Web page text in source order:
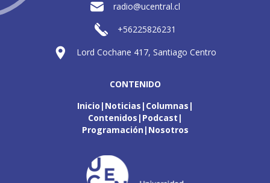
radio@ucentral.cl
+56225826231
Lord Cochane 417, Santiago Centro
CONTENIDO
Inicio Noticias Columnas
Contenidos Podcast
Programación Nosotros